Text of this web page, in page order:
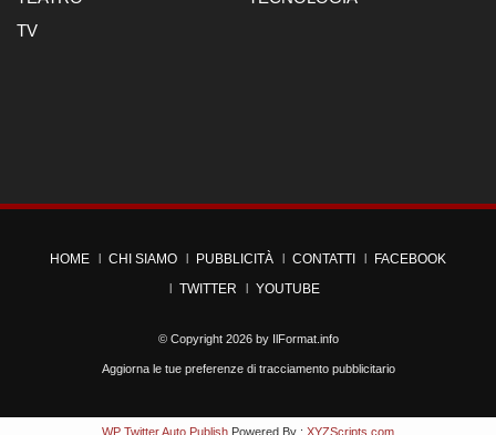
TV
HOME CHI SIAMO PUBBLICITÀ CONTATTI
FACEBOOK
TWITTER
YOUTUBE
© Copyright 2026 by IlFormat.info
Aggiorna le tue preferenze di tracciamento pubblicitario
WP Twitter Auto Publish Powered By : XYZScripts.com